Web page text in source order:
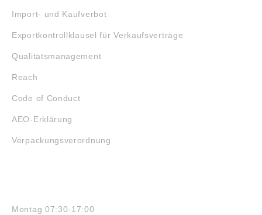
Import- und Kaufverbot
Exportkontrollklausel für Verkaufsverträge
Qualitätsmanagement
Reach
Code of Conduct
AEO-Erklärung
Verpackungsverordnung
Montag 07:30-17:00